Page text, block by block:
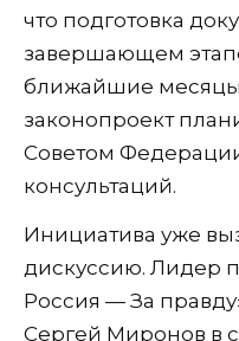
что подготовка
завершающем
ближайшие
законопроект
Советом
консультаций.
Инициатива уже
дискуссию. Лидер
Россия — За
Сергей Миронов в